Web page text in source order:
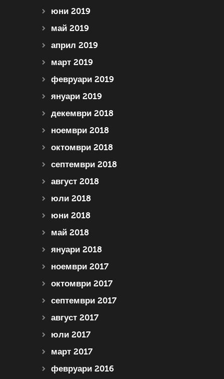
юни 2019
май 2019
април 2019
март 2019
февруари 2019
януари 2019
декември 2018
ноември 2018
октомври 2018
септември 2018
август 2018
юли 2018
юни 2018
май 2018
януари 2018
ноември 2017
октомври 2017
септември 2017
август 2017
юли 2017
март 2017
февруари 2016